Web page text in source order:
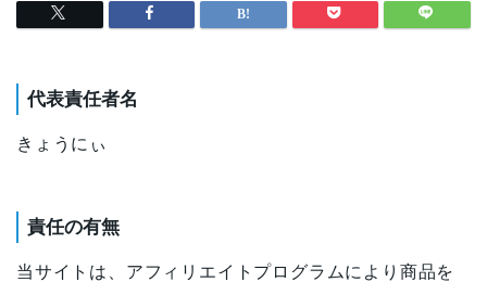
代表責任者名
きょうにぃ
責任の有無
当サイトは、アフィリエイトプログラムにより商品を